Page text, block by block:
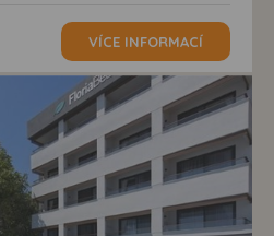
VÍCE INFORMACÍ